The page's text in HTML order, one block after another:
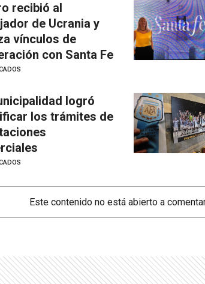
recibió al
de Ucrania y
vínculos de
con Santa Fe
logró
los trámites de
Este contenido no está abierto a